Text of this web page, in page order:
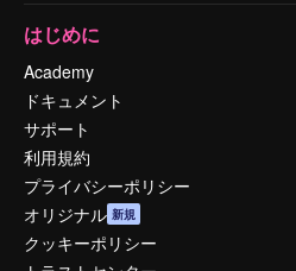
はじめに
Academy
ドキュメント
サポート
利用規約
プライバシーポリシー
オリジナル 新規
クッキーポリシー